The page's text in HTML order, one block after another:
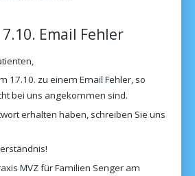
Email Fehler
17.10. zu einem Email Fehler, so
bei uns angekommen sind.
erhalten haben, schreiben Sie uns
MVZ für Familien Senger am